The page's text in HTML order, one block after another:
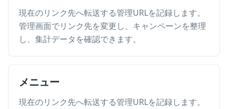
現在のリンク先へ転送する管理URLを記録します。
管理画面でリンク先を変更し、キャンペーンを整理
し、集計データを確認できます。
メニュー
現在のリンク先へ転送する管理URLを記録します。